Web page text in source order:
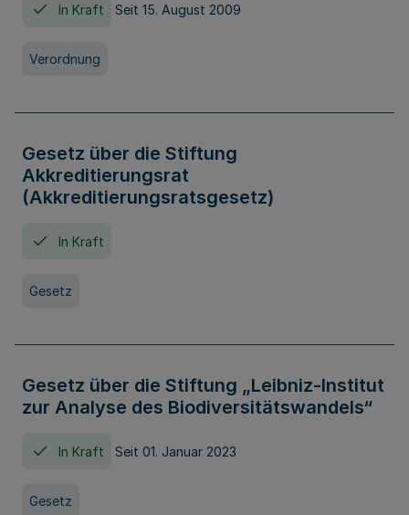
In Kraft Seit 15. August 2009
Verordnung
Gesetz über die Stiftung
Akkreditierungsrat
(Akkreditierungsratsgesetz)
In Kraft
Gesetz
Gesetz über die Stiftung „Leibniz-Institut
zur Analyse des Biodiversitätswandels“
In Kraft Seit 01. Januar 2023
Gesetz